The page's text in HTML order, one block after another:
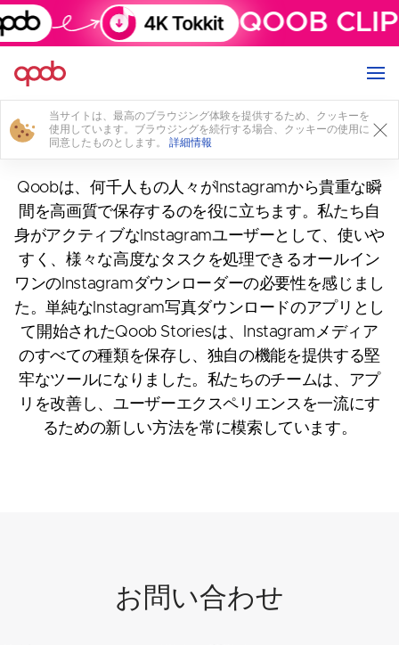
QOOB
弊社について
Qoobは、何千人もの人々がInstagramから貴重な瞬
間を高画質で保存するのを役に立ちます。私たち自
身がアクティブなInstagramユーザーとして、使いや
すく、様々な高度なタスクを処理できるオールイン
ワンのInstagramダウンローダーの必要性を感じまし
た。単純なInstagram写真ダウンロードのアプリとし
て開始されたQoob Storiesは、Instagramメディア
のすべての種類を保存し、独自の機能を提供する堅
牢なツールになりました。私たちのチームは、アプ
リを改善し、ユーザーエクスペリエンスを一流にす
るための新しい方法を常に模索しています。
お問い合わせ
当サイトは、最高のブラウジング体験を提供するため、クッキーを
使用しています。ブラウジングを続行する場合、クッキーの使用に
同意したものとします。
詳細情報